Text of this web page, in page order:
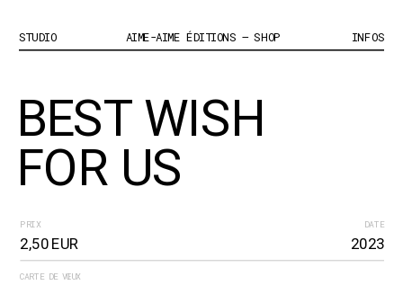
BEST WISH
FOR US
PRIX
2,50 EUR
CARTE DE VŒUX
DATE
2023
INFOS
AIME-AIME ÉDITIONS – SHOP
STUDIO